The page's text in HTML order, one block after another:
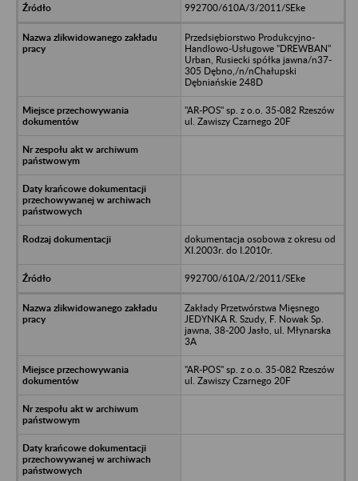
992700/610A/3/2011/SEke
Przedsiębiorstwo Produkcyjno-
Handlowo-Usługowe "DREWBAN"
Urban, Rusiecki spółka jawna/n37-
305 Dębno,/n/nChałupski
Dębniańskie 248D
"AR-POS" sp. z o.o. 35-082 Rzeszów
ul. Zawiszy Czarnego 20F
dokumentacja osobowa z okresu od
XI.2003r. do I.2010r.
992700/610A/2/2011/SEke
Zakłady Przetwórstwa Mięsnego
JEDYNKA R. Szudy, F. Nowak Sp.
jawna, 38-200 Jasło, ul. Młynarska
3A
"AR-POS" sp. z o.o. 35-082 Rzeszów
ul. Zawiszy Czarnego 20F